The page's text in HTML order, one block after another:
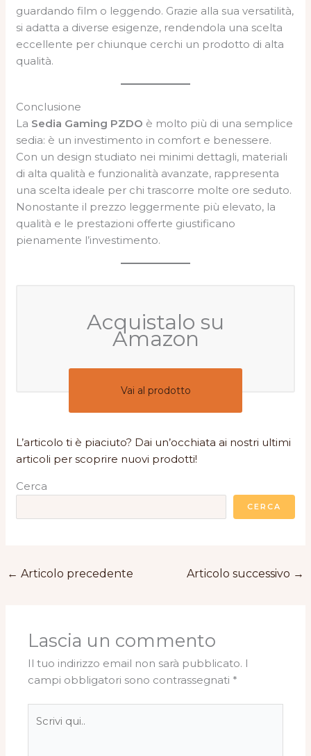
guardando film o leggendo. Grazie alla sua versatilità,
si adatta a diverse esigenze, rendendola una scelta
eccellente per chiunque cerchi un prodotto di alta
qualità.
Conclusione
La Sedia Gaming PZDO è molto più di una semplice
sedia: è un investimento in comfort e benessere.
Con un design studiato nei minimi dettagli, materiali
di alta qualità e funzionalità avanzate, rappresenta
una scelta ideale per chi trascorre molte ore seduto.
Nonostante il prezzo leggermente più elevato, la
qualità e le prestazioni offerte giustificano
pienamente l’investimento.
Acquistalo su
Amazon
Vai al prodotto
L’articolo ti è piaciuto? Dai un’occhiata ai nostri ultimi
articoli per scoprire nuovi prodotti!
Cerca
CERCA
← Articolo precedente Articolo successivo →
Lascia un commento
Il tuo indirizzo email non sarà pubblicato. I
campi obbligatori sono contrassegnati *
qui..